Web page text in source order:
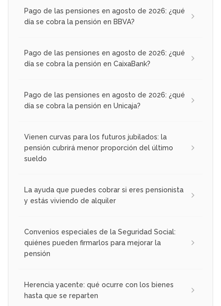
Pago de las pensiones en agosto de 2026: ¿qué
día se cobra la pensión en BBVA?
Pago de las pensiones en agosto de 2026: ¿qué
día se cobra la pensión en CaixaBank?
Pago de las pensiones en agosto de 2026: ¿qué
día se cobra la pensión en Unicaja?
Vienen curvas para los futuros jubilados: la
pensión cubrirá menor proporción del último
sueldo
La ayuda que puedes cobrar si eres pensionista
y estás viviendo de alquiler
Convenios especiales de la Seguridad Social:
quiénes pueden firmarlos para mejorar la
pensión
Herencia yacente: qué ocurre con los bienes
hasta que se reparten